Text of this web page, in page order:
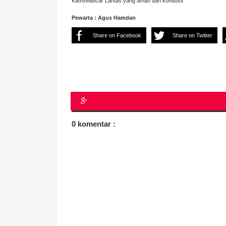
Pewarta : Agus Hamdan
Share on Facebook Share on Twitter
0 komentar :